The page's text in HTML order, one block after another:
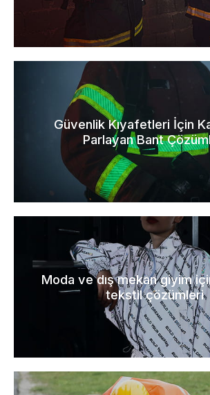
Güvenlik Kıyafetleri İçin
Parlayan Bant
Moda ve dış mekan giyim
tekstil çözümleri